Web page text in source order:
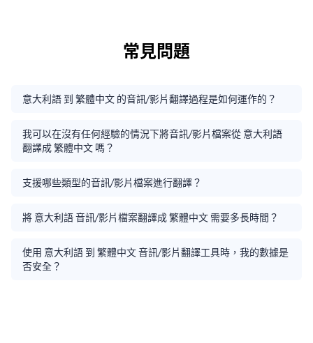
常見問題
意大利語 到 繁體中文 的音訊/影片翻譯過程是如何運作的？
我可以在沒有任何經驗的情況下將音訊/影片檔案從 意大利語
翻譯成 繁體中文 嗎？
支援哪些類型的音訊/影片檔案進行翻譯？
將 意大利語 音訊/影片檔案翻譯成 繁體中文 需要多長時間？
使用 意大利語 到 繁體中文 音訊/影片翻譯工具時，我的數據是
否安全？